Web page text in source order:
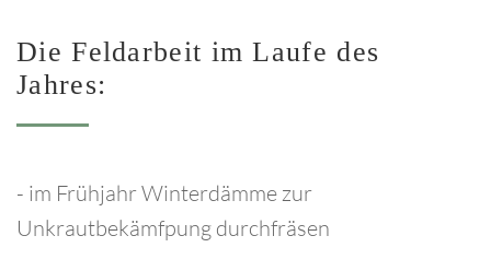
Die Feldarbeit im Laufe des
Jahres:
- im Frühjahr Winterdämme zur
Unkrautbekämfpung durchfräsen